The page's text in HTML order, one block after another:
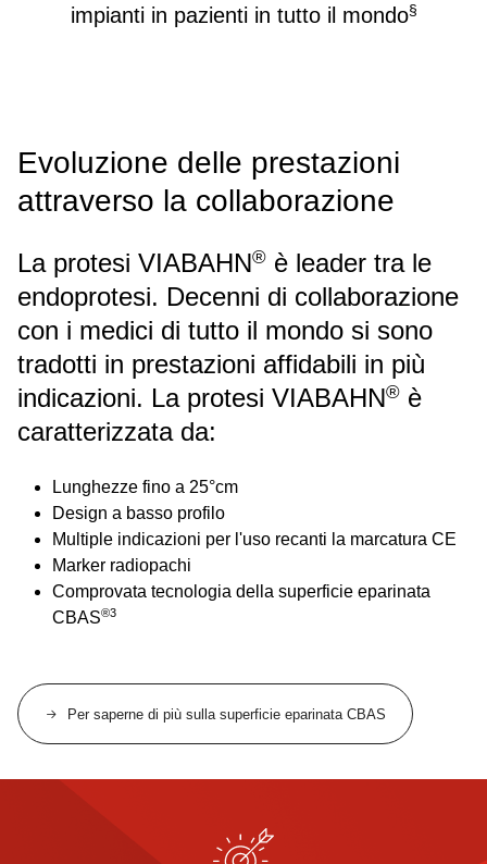
impianti in pazienti in tutto il mondo§
Evoluzione delle prestazioni
attraverso la collaborazione
La protesi VIABAHN® è leader tra le
endoprotesi. Decenni di collaborazione
con i medici di tutto il mondo si sono
tradotti in prestazioni affidabili in più
indicazioni. La protesi VIABAHN® è
caratterizzata da:
Lunghezze fino a 25°cm
Design a basso profilo
Multiple indicazioni per l'uso recanti la marcatura CE
Marker radiopachi
Comprovata tecnologia della superficie eparinata
CBAS®3
Per saperne di più sulla superficie eparinata CBAS